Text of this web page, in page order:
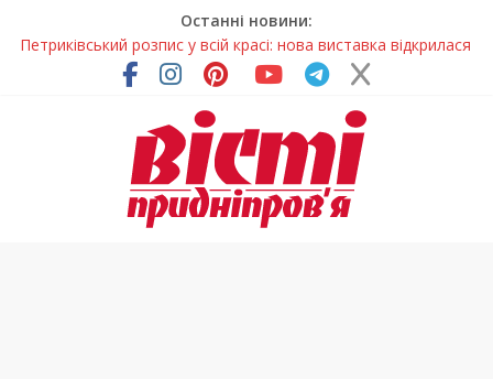
Останні новини:
Петриківський розпис у всій красі: нова виставка відкрилася
на Дніпропетровщині
У Дніпрі на три місяці можуть обмежити рух на Вокзальній
Письменниця з Покрова продовжує підкорювати українські
та міжнародні творчі вершини
У Дніпрі повністю оновили один із найзавантаженіших
трамвайних переїздів